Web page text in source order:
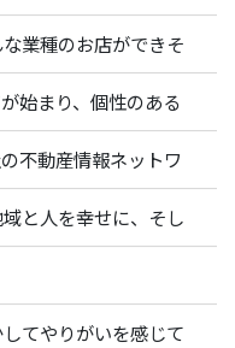
業種のお店ができそ
始まり、個性のある
不動産情報ネットワ
と人を幸せに、そし
てやりがいを感じて